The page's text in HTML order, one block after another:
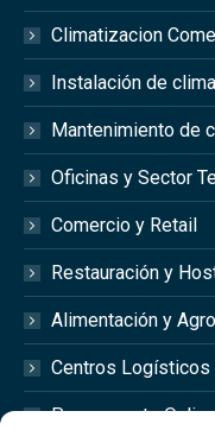
Climatizacion
Instalación de
Mantenimiento de
Oficinas y Sector
Comercio y Retail
Restauración y
Alimentación y
Centros Logísticos
Presupuesto Online